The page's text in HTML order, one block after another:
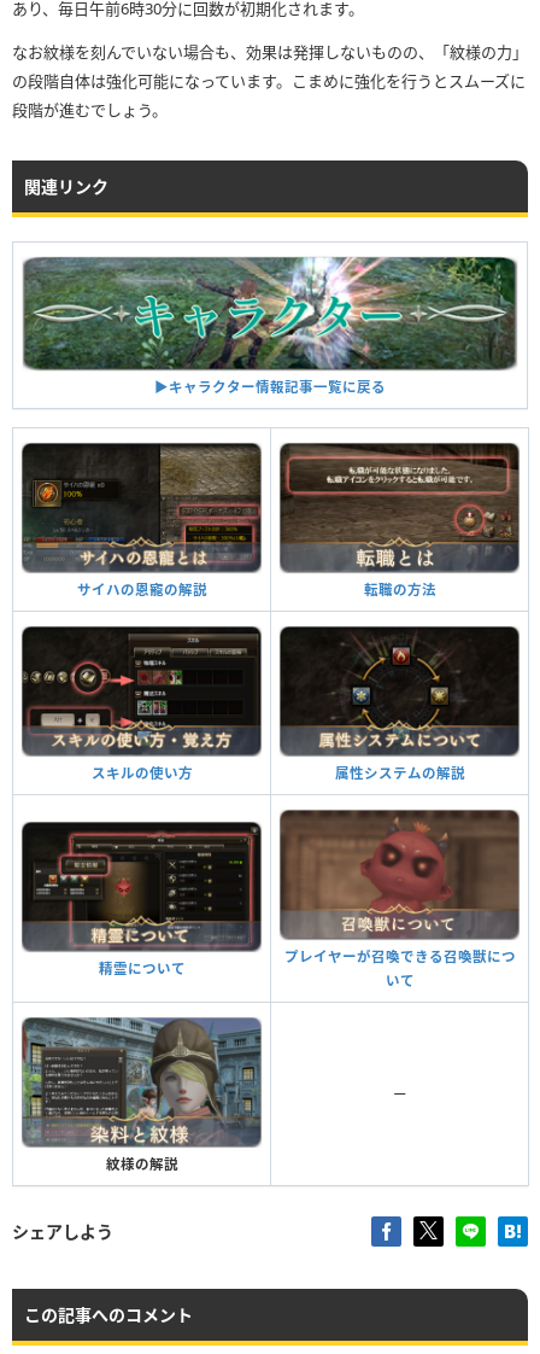
あり、毎日午前6時30分に回数が初期化されます。
なお紋様を刻んでいない場合も、効果は発揮しないものの、「紋様の力」
の段階自体は強化可能になっています。こまめに強化を行うとスムーズに
段階が進むでしょう。
関連リンク
▶︎キャラクター情報記事一覧に戻る
サイハの恩寵の解説 転職の方法
スキルの使い方 属性システムの解説
精霊について
プレイヤーが召喚できる召喚獣につ
いて
紋様の解説
ー
シェアしよう
この記事へのコメント